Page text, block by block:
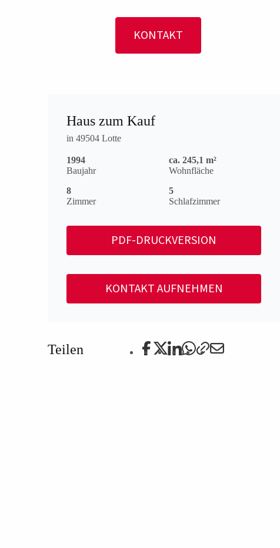
KONTAKT
Haus zum Kauf
in 49504 Lotte
1994
Baujahr
ca. 245,1 m²
Wohnfläche
8
Zimmer
5
Schlafzimmer
PDF-DRUCKVERSION
KONTAKT AUFNEHMEN
Teilen